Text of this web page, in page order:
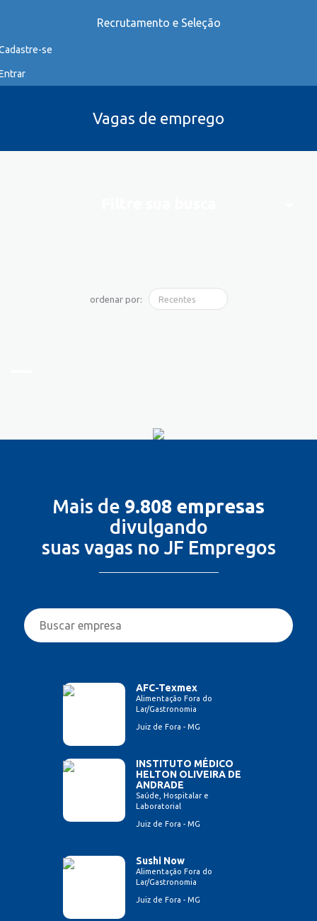
Recrutamento e Seleção
se
Vagas de emprego
ordenar por:
Mais de 9.808 empresas
divulgando
suas vagas no JF Empregos
AFC-Texmex
Alimentação Fora do
Lar/Gastronomia
Juiz de Fora - MG
INSTITUTO MÉDICO
HELTON OLIVEIRA DE
ANDRADE
Saúde, Hospitalar e
Laboratorial
Juiz de Fora - MG
Sushi Now
Alimentação Fora do
Lar/Gastronomia
Juiz de Fora - MG